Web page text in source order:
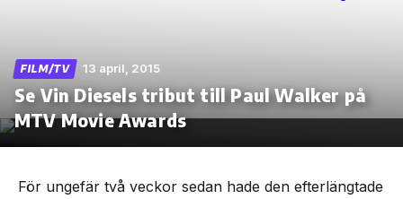
Skip
the
FILM/TV 13 april, 2015
Se Vin Diesels tribut till Paul Walker på
MTV Movie Awards
För ungefär två veckor sedan hade den efterlängtade